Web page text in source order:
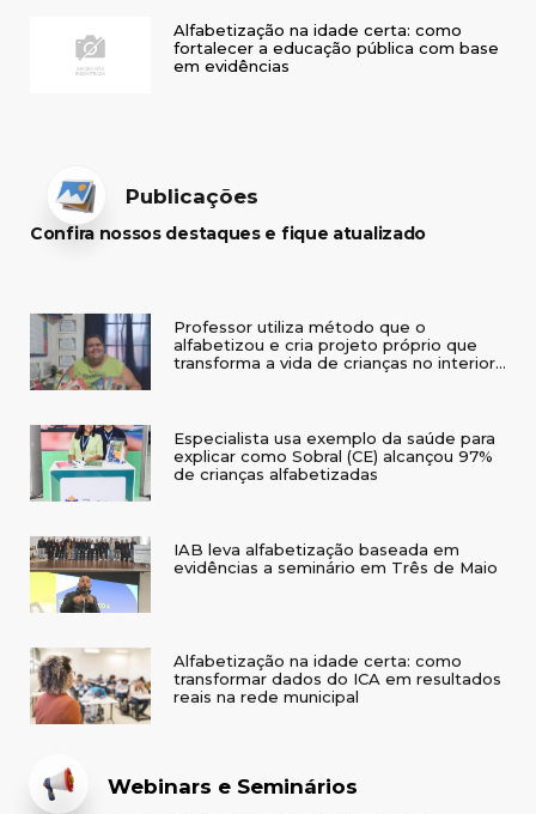
Alfabetização na idade certa: como
fortalecer a educação pública com base
em evidências
Publicações
Confira nossos destaques e fique atualizado
transforma a vida de crianças no interior
do RS
de crianças alfabetizadas
reais na rede municipal
Webinars e Seminários